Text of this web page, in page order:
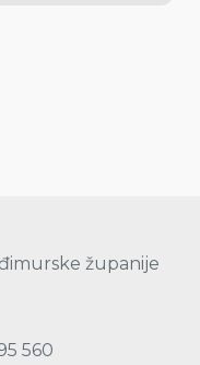
županije
560